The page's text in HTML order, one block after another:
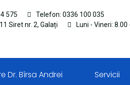
575
Telefon: 0336 100 035
Siret nr. 2, Galați
Luni - Vineri: 8.00
Dr. Bîrsa Andrei Servicii